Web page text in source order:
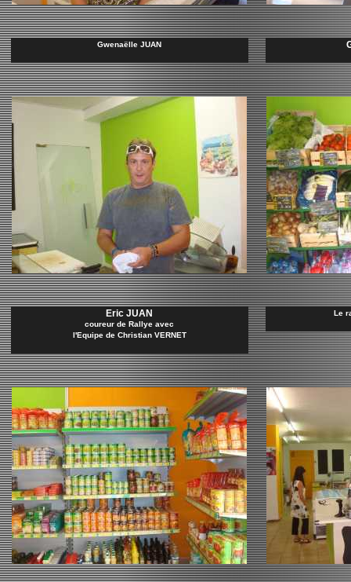
Gwenaëlle JUAN
Eric JUAN
coureur de Rallye avec
l'Equipe de Christian VERNET
Le